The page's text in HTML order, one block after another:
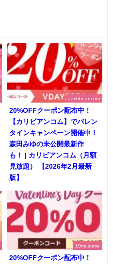
caribbeancom
20%OFFクーポン配布中！
【カリビアンコム】でバレン
タインキャンペーン開催中！
森田みゆの未公開最新作
も！ | カリビアンコム（月額
見放題） 【2026年2月最新
版】
10musume
20%OFFクーポン配布中！